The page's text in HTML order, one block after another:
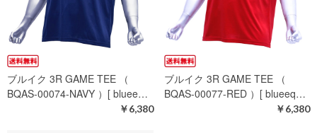
ブルイク 3R GAME TEE （
BQAS-00074-NAVY ）[ bluee…
￥6,380
ブルイク 3R GAME TEE （
BQAS-00077-RED ）[ blueeq…
￥6,380